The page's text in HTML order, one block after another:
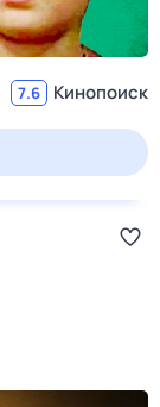
7.6 Кинопоиск